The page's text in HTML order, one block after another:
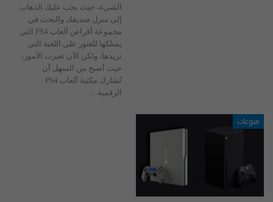
الشيء، حيث يجب عليك الذهاب
إلى منزل صديقك والبحث في
مجموعة أقراص ألعاب PS4 التي
يمتلكها للعثور على اللعبة التي
تريدها، ولكن الآن تغيرت الأمور،
حيث أصبح من السهل أن
تُشارك مكتبة ألعاب PS4
الرقمية…
منوعات